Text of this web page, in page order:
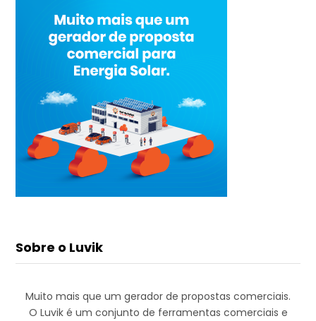
Sobre o Luvik
Muito mais que um gerador de propostas comerciais.
O Luvik é um conjunto de ferramentas comerciais e